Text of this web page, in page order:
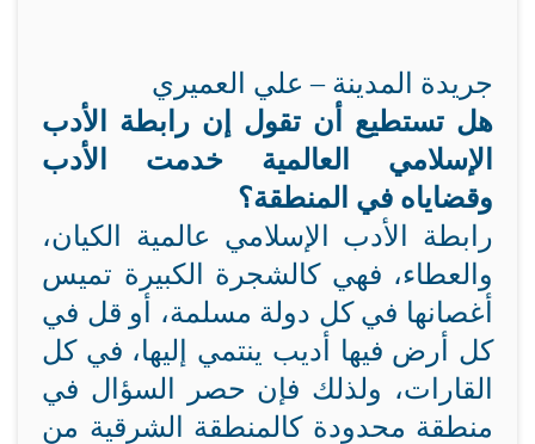
جريدة المدينة – علي العميري
هل تستطيع أن تقول إن رابطة الأدب
الإسلامي العالمية خدمت الأدب
وقضاياه في المنطقة؟
رابطة الأدب الإسلامي عالمية الكيان،
والعطاء، فهي كالشجرة الكبيرة تميس
أغصانها في كل دولة مسلمة، أو قل في
كل أرض فيها أديب ينتمي إليها، في كل
القارات، ولذلك فإن حصر السؤال في
منطقة محدودة كالمنطقة الشرقية من